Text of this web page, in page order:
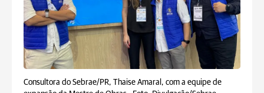
Consultora do Sebrae/PR, Thaise Amaral, com a equipe de